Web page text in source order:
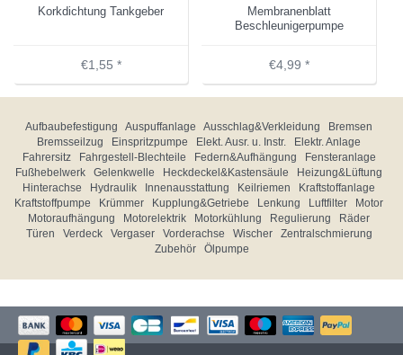
Korkdichtung Tankgeber
€1,55 *
Membranenblatt
Beschleunigerpumpe
€4,99 *
Aufbaubefestigung Auspuffanlage Ausschlag&Verkleidung
Bremsen
Bremsseilzug
Einspritzpumpe Elekt. Ausr. u. Instr.
Elektr. Anlage
Fahrersitz
Fahrgestell-Blechteile Federn&Aufhängung
Fensteranlage
Fußhebelwerk
Gelenkwelle Heckdeckel&Kastensäule
Heizung&Lüftung
Hinterachse
Hydraulik Innenausstattung Keilriemen
Kraftstoffanlage
Kraftstoffpumpe
Krümmer Kupplung&Getriebe Lenkung Luftfilter
Motor
Motoraufhängung
Motorelektrik Motorkühlung Regulierung
Räder
Türen
Verdeck Vergaser Vorderachse Wischer
Zentralschmierung
Zubehör
Ölpumpe